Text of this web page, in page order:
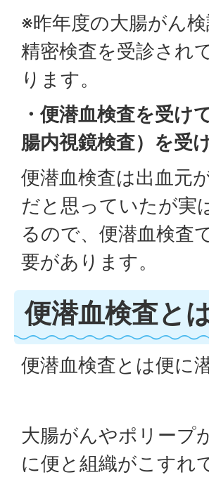
※昨年度の大腸がん
精密検査を受診され
ります。
・便潜血検査を受け
腸内視鏡検査）を受
便潜血検査は出血元
だと思っていたが実
るので、便潜血検査
要があります。
便潜血検査と
便潜血検査とは便に
大腸がんやポリープ
に便と組織がこすれ